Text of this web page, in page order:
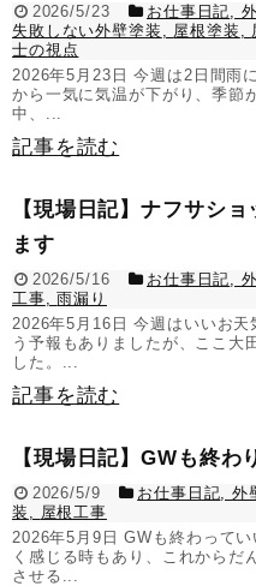
2026/5/23 お仕事日記
失敗しない外壁塗装
屋根塗装
士の視点
2026年5月23日 今週は2日間雨
から一気に気温が下がり、季節
中、...
記事を読む
【現場日記】ナフサシ
ます
2026/5/16 お仕事日記
工事 ,雨漏り
2026年5月16日 今週はいいお
う予報もありましたが、ここ大
した。...
記事を読む
【現場日記】GWも終
2026/5/9 お仕事日記 ,外
装
屋根工事
2026年5月9日 GWも終わって
く感じる時もあり、これからだ
させる...